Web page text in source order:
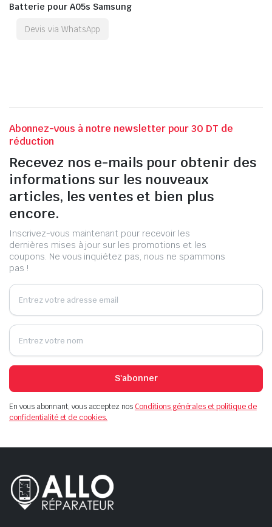
Batterie pour A05s Samsung
Devis via WhatsApp
Abonnez-vous à notre newsletter pour 30 DT de
réduction
Recevez nos e-mails pour obtenir des
informations sur les nouveaux
articles, les ventes et bien plus
encore.
Inscrivez-vous maintenant pour recevoir les
dernières mises à jour sur les promotions et les
coupons. Ne vous inquiétez pas, nous ne spammons
pas !
S'abonner
En vous abonnant, vous acceptez nosConditions générales et politique de
confidentialité et de cookies.